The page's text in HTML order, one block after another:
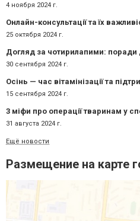
4 ноября 2024 г.
25 октября 2024 г.
Догляд за чотирилапими: поради
30 сентября 2024 г.
15 сентября 2024 г.
3 міфи про операції тваринам у
31 августа 2024 г.
Ещё новости
Размещение на карте